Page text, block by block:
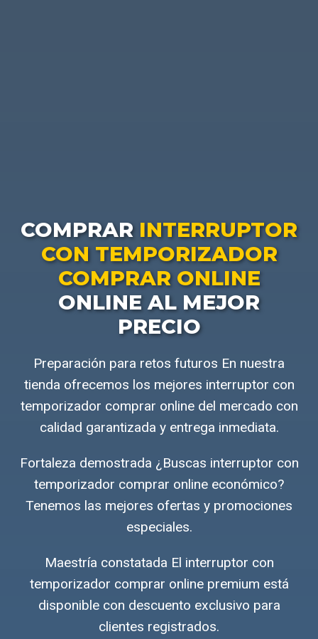
COMPRAR INTERRUPTOR
CON TEMPORIZADOR
COMPRAR ONLINE
ONLINE AL MEJOR
PRECIO
Preparación para retos futuros En nuestra
tienda ofrecemos los mejores interruptor con
temporizador comprar online del mercado con
calidad garantizada y entrega inmediata.
Fortaleza demostrada ¿Buscas interruptor con
temporizador comprar online económico?
Tenemos las mejores ofertas y promociones
especiales.
Maestría constatada El interruptor con
temporizador comprar online premium está
disponible con descuento exclusivo para
clientes registrados.